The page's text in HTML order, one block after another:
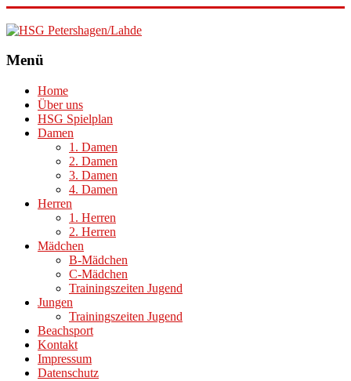
HSG
Menü
Home
Über uns
HSG Spielplan
Damen
1. Damen
2. Damen
3. Damen
4. Damen
Herren
1. Herren
2. Herren
Mädchen
B-Mädchen
C-Mädchen
Trainingszeiten Jugend
Jungen
Trainingszeiten Jugend
Beachsport
Kontakt
Impressum
Datenschutz